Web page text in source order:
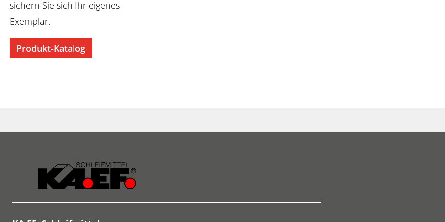
sichern Sie sich Ihr eigenes
Exemplar.
Produkt-Katalog